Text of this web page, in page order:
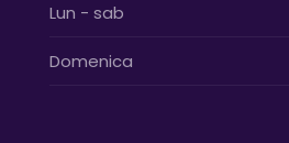
Lun - sab
Domenica